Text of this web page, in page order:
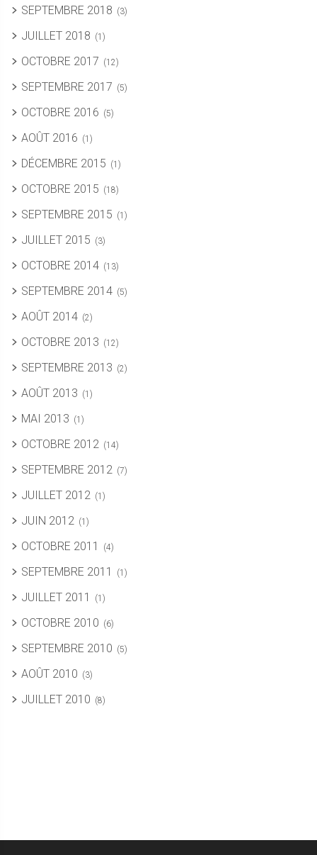
SEPTEMBRE 2018 (3)
JUILLET 2018 (1)
OCTOBRE 2017 (12)
SEPTEMBRE 2017 (5)
OCTOBRE 2016 (5)
AOÛT 2016 (1)
DÉCEMBRE 2015 (1)
OCTOBRE 2015 (18)
SEPTEMBRE 2015 (1)
JUILLET 2015 (3)
OCTOBRE 2014 (13)
SEPTEMBRE 2014 (5)
AOÛT 2014 (2)
OCTOBRE 2013 (12)
SEPTEMBRE 2013 (2)
AOÛT 2013 (1)
MAI 2013 (1)
OCTOBRE 2012 (14)
SEPTEMBRE 2012 (7)
JUILLET 2012 (1)
JUIN 2012 (1)
OCTOBRE 2011 (4)
SEPTEMBRE 2011 (1)
JUILLET 2011 (1)
OCTOBRE 2010 (6)
SEPTEMBRE 2010 (5)
AOÛT 2010 (3)
JUILLET 2010 (8)